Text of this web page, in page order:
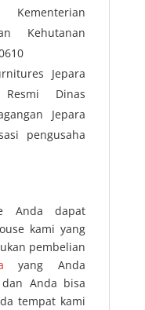
Kehutanan
Jepara
Dinas
Jepara
pengusaha
Anda dapat
kami yang
pembelian
yang Anda
Anda bisa
tempat kami